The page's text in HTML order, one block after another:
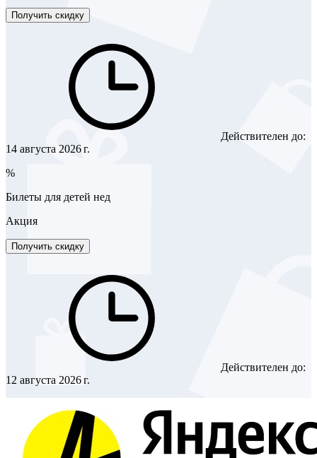
Получить скидку
Действителен до:
14 августа 2026 г.
%
Билеты для детей нед
Акция
Получить скидку
Действителен до:
12 августа 2026 г.